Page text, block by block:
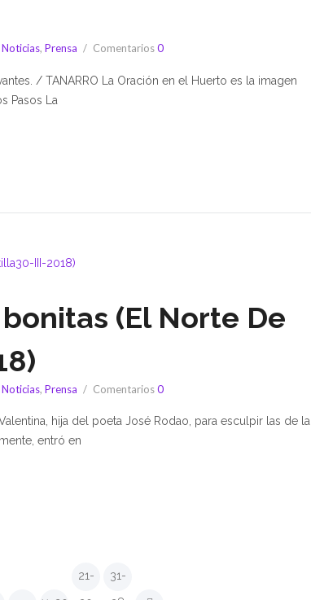
Noticias, Prensa Comentarios0
/ TANARRO La Oración en el Huerto es la imagen
Pasos La
(El Norte De
Noticias, Prensa Comentarios0
hija del poeta José Rodao, para esculpir las de la
entró en
21- 31-